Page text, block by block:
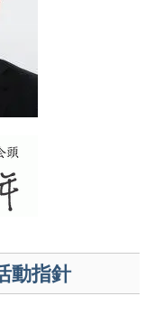
動指針